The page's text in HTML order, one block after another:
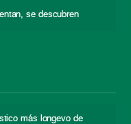
se descubren
más longevo de